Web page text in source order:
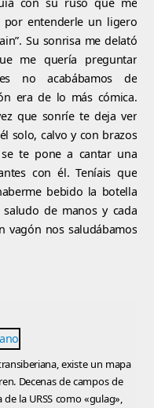
con su ruso que me
por entenderle un ligero
Su sonrisa me delató
me quería preguntar
no acabábamos de
era de lo más cómica.
que sonríe te deja ver
solo, calvo y con brazos
te pone a cantar una
con él. Teníais que
bebido la botella
de manos y cada
vagón nos saludábamos
existe un mapa
Decenas de campos de
la URSS como «gulag»,